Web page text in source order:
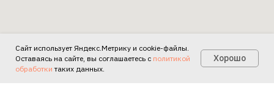
Есть вопросы?
Сайт использует Яндекс.Метрику и cookie-файлы.
Оставаясь на сайте, вы соглашаетесь с политикой
обработки таких данных.
Хорошо